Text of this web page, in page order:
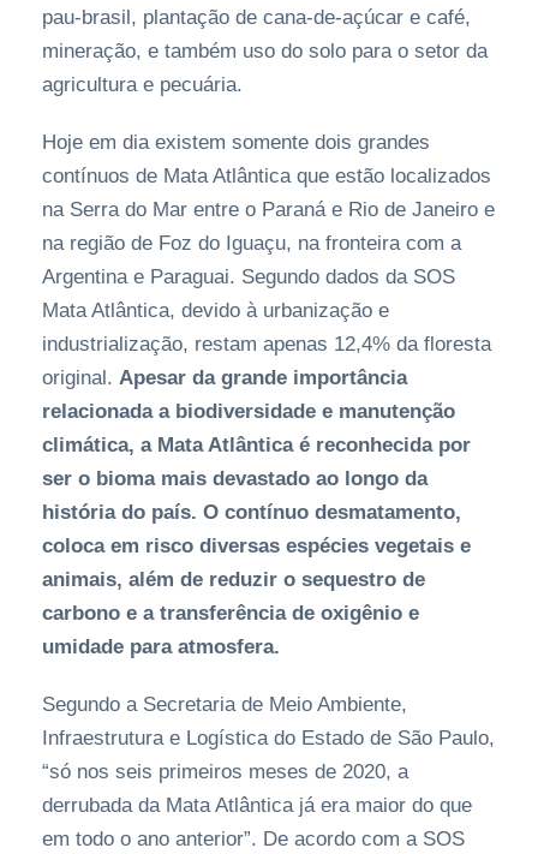
pau-brasil, plantação de cana-de-açúcar e café,
mineração, e também uso do solo para o setor da
agricultura e pecuária.
Hoje em dia existem somente dois grandes
contínuos de Mata Atlântica que estão localizados
na Serra do Mar entre o Paraná e Rio de Janeiro e
na região de Foz do Iguaçu, na fronteira com a
Argentina e Paraguai. Segundo dados da SOS
Mata Atlântica, devido à urbanização e
industrialização, restam apenas 12,4% da floresta
original. Apesar da grande importância
relacionada a biodiversidade e manutenção
climática, a Mata Atlântica é reconhecida por
ser o bioma mais devastado ao longo da
história do país. O contínuo desmatamento,
coloca em risco diversas espécies vegetais e
animais, além de reduzir o sequestro de
carbono e a transferência de oxigênio e
umidade para atmosfera.
Segundo a Secretaria de Meio Ambiente,
Infraestrutura e Logística do Estado de São Paulo,
“só nos seis primeiros meses de 2020, a
derrubada da Mata Atlântica já era maior do que
em todo o ano anterior”. De acordo com a SOS